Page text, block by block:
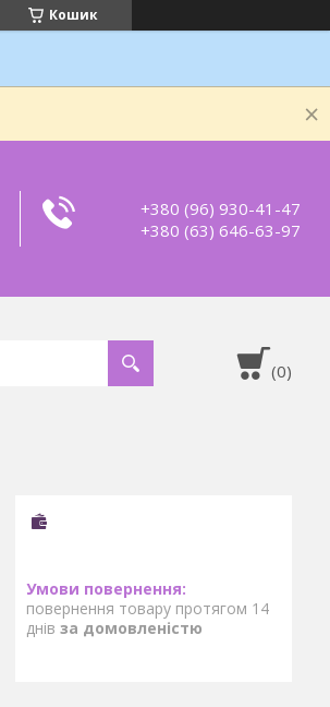
Кошик
+380 (96) 930-41-47
+380 (63) 646-63-97
повернення товару протягом 14
днів за домовленістю